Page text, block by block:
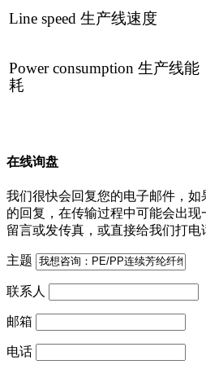
Line speed 生产线速度
Power consumption 生产线能
耗
在线询盘
我们很快会回复您的电子邮件，
的回复，在传输过程中可能会出
留言或发传真，或直接给我们打电
主题
联系人
邮箱
电话